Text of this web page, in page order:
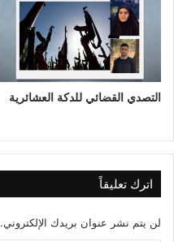
التصدي القضائي للدكة العشائرية
اترك تعليقاً
لن يتم نشر عنوان بريدك الإلكتروني.